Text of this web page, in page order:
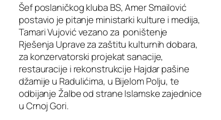
Šef poslaničkog kluba BS, Amer Smailović
postavio je pitanje ministarki kulture i medija,
Tamari Vujović vezano za poništenje
Rješenja Uprave za zaštitu kulturnih dobara,
za konzervatorski projekat sanacije,
restauracije i rekonstrukcije Hajdar pašine
džamije u Radulićima, u Bijelom Polju, te
odbijanje Žalbe od strane Islamske zajednice
u Crnoj Gori.